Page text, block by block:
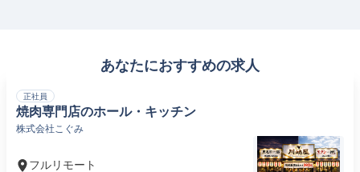
あなたにおすすめの求人
正社員
焼肉専門店のホール・キッチン
株式会社こぐみ
フルリモート